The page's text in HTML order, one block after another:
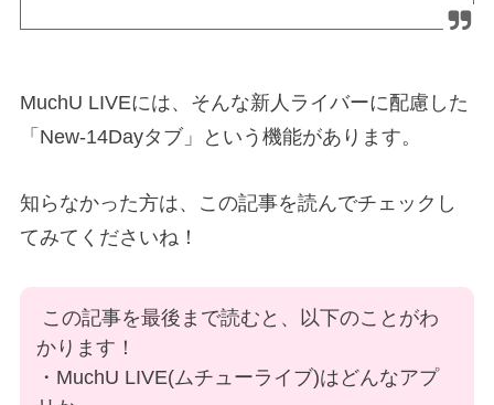
MuchU LIVEには、そんな新人ライバーに配慮した
「New-14Dayタブ」という機能があります。
知らなかった方は、この記事を読んでチェックし
てみてくださいね！
この記事を最後まで読むと、以下のことがわ
かります！
・MuchU LIVE(ムチューライブ)はどんなアプ